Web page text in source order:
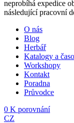
neprobíhá expedice
následující pracovní
O nás
Blog
Herbář
Katalogy a
Workshopy
Kontakt
Poradna
Průvodce
0 K porovnání
CZ